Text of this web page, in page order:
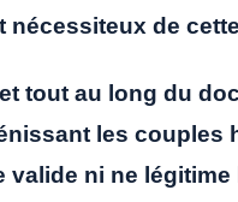
nécessiteux de
tout au long du
les
valide ni ne